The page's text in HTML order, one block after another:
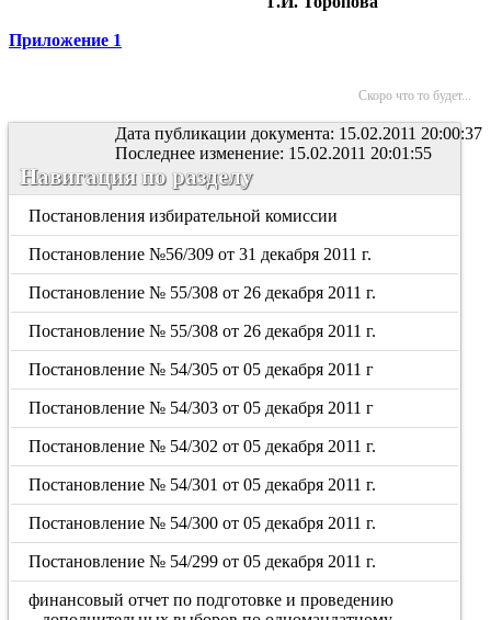
Приложение 1
Скоро что то будет...
Дата публикации документа: 15.02.2011 20:00:37
Последнее изменение: 15.02.2011 20:01:55
Навигация по разделу
Постановления избирательной комиссии
Постановление №56/309 от 31 декабря 2011 г.
Постановление № 55/308 от 26 декабря 2011 г.
Постановление № 55/308 от 26 декабря 2011 г.
Постановление № 54/305 от 05 декабря 2011 г
Постановление № 54/303 от 05 декабря 2011 г
Постановление № 54/302 от 05 декабря 2011 г.
Постановление № 54/301 от 05 декабря 2011 г.
Постановление № 54/300 от 05 декабря 2011 г.
Постановление № 54/299 от 05 декабря 2011 г.
финансовый отчет по подготовке и проведению